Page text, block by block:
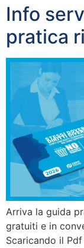
Info
pratica
Arriva la guida
gratuiti e in
Scaricando il